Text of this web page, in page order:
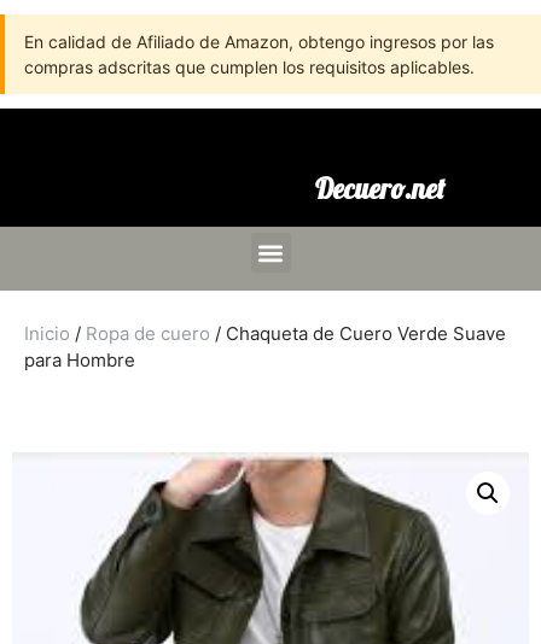
En calidad de Afiliado de Amazon, obtengo ingresos por las
compras adscritas que cumplen los requisitos aplicables.
Decuero.net
Inicio / Ropa de cuero / Chaqueta de Cuero Verde Suave
para Hombre